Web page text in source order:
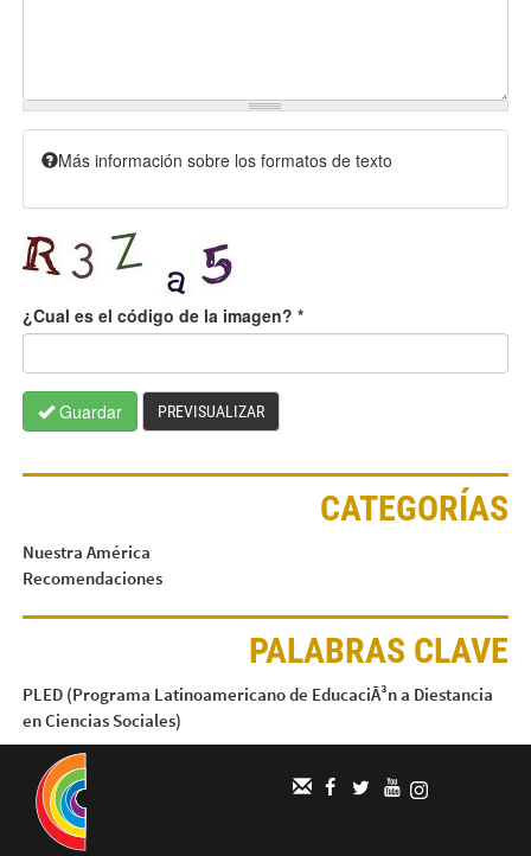
Más información sobre los formatos de texto
¿Cual es el código de la imagen? *
Guardar PREVISUALIZAR
CATEGORÍAS
Nuestra América
Recomendaciones
PALABRAS CLAVE
PLED (Programa Latinoamericano de EducaciÃ³n a Diestancia
en Ciencias Sociales)